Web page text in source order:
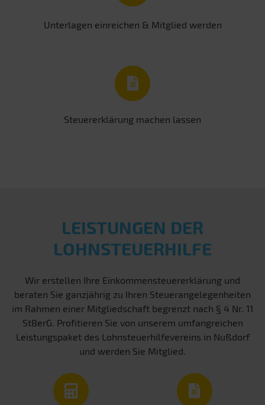
Unterlagen einreichen & Mitglied werden
Steuererklärung machen lassen
LEISTUNGEN DER
LOHNSTEUERHILFE
Wir erstellen Ihre Einkommensteuererklärung und
beraten Sie ganzjährig zu Ihren Steuerangelegenheiten
im Rahmen einer Mitgliedschaft begrenzt nach § 4 Nr. 11
StBerG. Profitieren Sie von unserem umfangreichen
Leistungspaket des Lohnsteuerhilfevereins in Nußdorf
und werden Sie Mitglied.